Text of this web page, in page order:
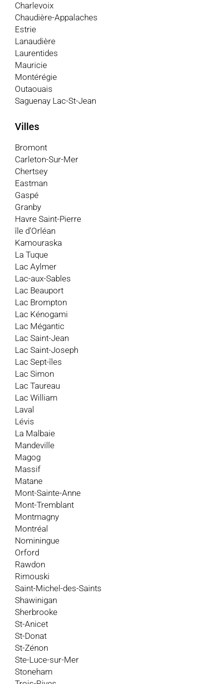
Charlevoix
Chaudière-Appalaches
Estrie
Lanaudière
Laurentides
Mauricie
Montérégie
Outaouais
Saguenay Lac-St-Jean
Villes
Bromont
Carleton-Sur-Mer
Chertsey
Eastman
Gaspé
Granby
Havre Saint-Pierre
île d'Orléan
Kamouraska
La Tuque
Lac Aylmer
Lac-aux-Sables
Lac Beauport
Lac Brompton
Lac Kénogami
Lac Mégantic
Lac Saint-Jean
Lac Saint-Joseph
Lac Sept-îles
Lac Simon
Lac Taureau
Lac William
Laval
Lévis
La Malbaie
Mandeville
Magog
Massif
Matane
Mont-Sainte-Anne
Mont-Tremblant
Montmagny
Montréal
Nominingue
Orford
Rawdon
Rimouski
Saint-Michel-des-Saints
Shawinigan
Sherbrooke
St-Anicet
St-Donat
St-Zénon
Ste-Luce-sur-Mer
Stoneham